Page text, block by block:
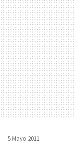
5 Mayo 2011